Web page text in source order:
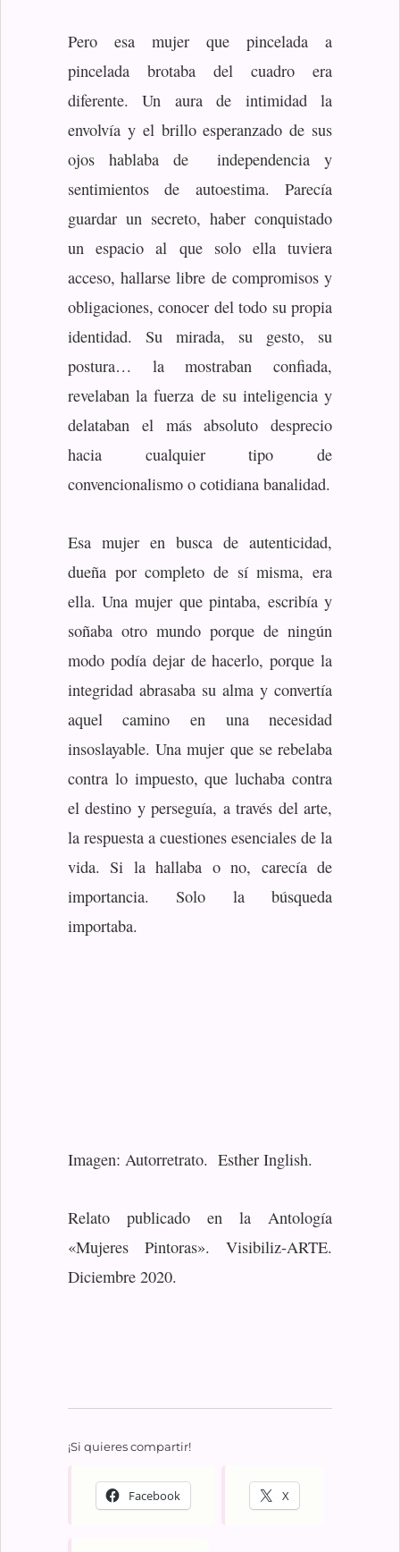
Pero esa mujer que pincelada a
pincelada brotaba del cuadro era
diferente. Un aura de intimidad la
envolvía y el brillo esperanzado de sus
ojos hablaba de independencia y
sentimientos de autoestima. Parecía
guardar un secreto, haber conquistado
un espacio al que solo ella tuviera
acceso, hallarse libre de compromisos y
obligaciones, conocer del todo su propia
identidad. Su mirada, su gesto, su
postura… la mostraban confiada,
revelaban la fuerza de su inteligencia y
delataban el más absoluto desprecio
hacia cualquier tipo de
convencionalismo o cotidiana banalidad.
Esa mujer en busca de autenticidad,
dueña por completo de sí misma, era
ella. Una mujer que pintaba, escribía y
soñaba otro mundo porque de ningún
modo podía dejar de hacerlo, porque la
integridad abrasaba su alma y convertía
aquel camino en una necesidad
insoslayable. Una mujer que se rebelaba
contra lo impuesto, que luchaba contra
el destino y perseguía, a través del arte,
la respuesta a cuestiones esenciales de la
vida. Si la hallaba o no, carecía de
importancia. Solo la búsqueda
importaba.
Imagen: Autorretrato. Esther Inglish.
Relato publicado en la Antología
«Mujeres Pintoras». Visibiliz-ARTE.
Diciembre 2020.
¡Si quieres compartir!
Facebook X